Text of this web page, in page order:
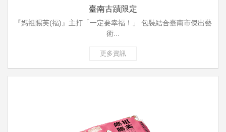
臺南古蹟限定
『媽祖賜芙(福)』主打「一定要幸福！」 包裝結合臺南市傑出藝
術...
更多資訊